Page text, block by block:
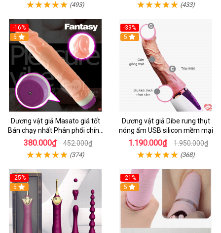
(493) (433)
-16%
5
Dương vật giả Masato giá tốt
Bán chạy nhất Phân phối chính
hãng
380.000₫ 452.000₫
(374)
-39%
5
Dương vật giả Dibe rung thụt
nóng ấm USB silicon mềm mại
1.190.000₫ 1.950.000₫
(368)
-25%
5
-21%
5